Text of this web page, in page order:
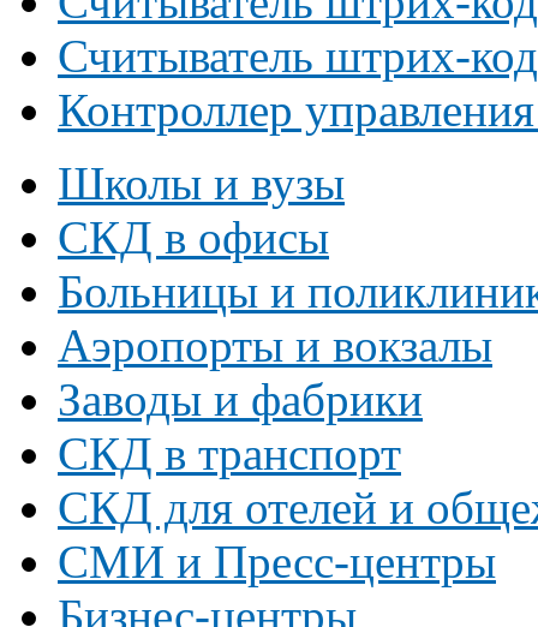
Считыватель штрих-
Контроллер
Школы и вузы
СКД в офисы
Больницы и
Аэропорты и вокзалы
Заводы и фабрики
СКД в транспорт
СКД для отелей и
СМИ и Пресс-центры
Бизнес-центры